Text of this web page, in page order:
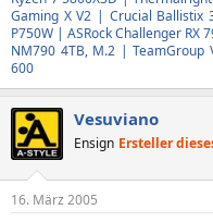
Gaming X V2 | Crucial Ballistix
P750W | ASRock Challenger RX
NM790 4TB, M.2 | TeamGroup
600
Vesuviano
Ensign Ersteller
16. März 2005